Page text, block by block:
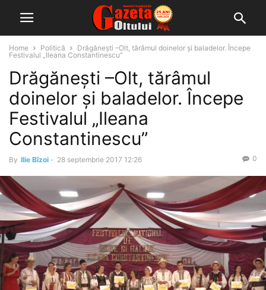
Home Politică
Drăgăneşti –Olt, tărâmul doinelor şi baladelor. Începe
Festivalul „Ileana Constantinescu”
Drăgăneşti –Olt, tărâmul
doinelor şi baladelor. Începe
Festivalul „Ileana
Constantinescu”
By Ilie Bîzoi - 28 septembrie 2017 12:26 0